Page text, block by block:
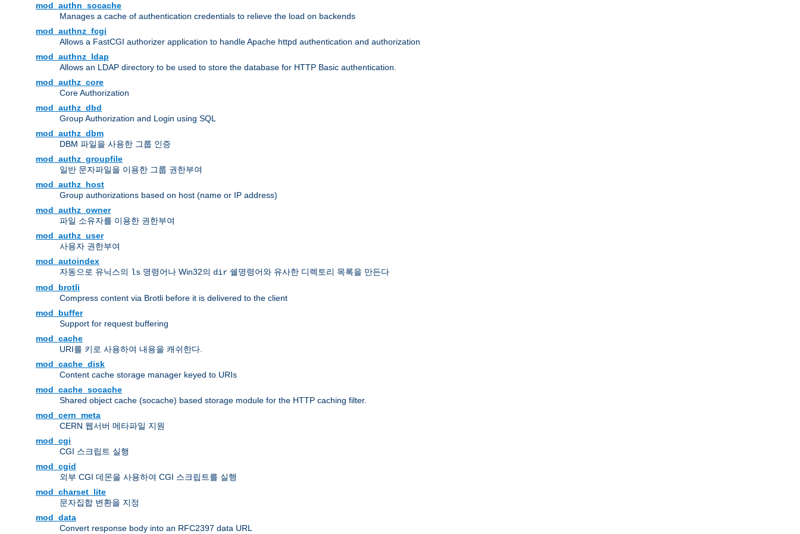
mod_authn_socache
Manages a cache of authentication credentials to relieve the load on backends
mod_authnz_fcgi
Allows a FastCGI authorizer application to handle Apache httpd authentication and authorization
mod_authnz_ldap
Allows an LDAP directory to be used to store the database for HTTP Basic authentication.
mod_authz_core
Core Authorization
mod_authz_dbd
Group Authorization and Login using SQL
mod_authz_dbm
DBM 파일을 사용한 그룹 인증
mod_authz_groupfile
일반 문자파일을 이용한 그룹 권한부여
mod_authz_host
Group authorizations based on host (name or IP address)
mod_authz_owner
파일 소유자를 이용한 권한부여
mod_authz_user
사용자 권한부여
mod_autoindex
자동으로 유닉스의 ls 명령어나 Win32의 dir 쉘명령어와 유사한 디렉토리 목록을 만든다
mod_brotli
Compress content via Brotli before it is delivered to the client
mod_buffer
Support for request buffering
mod_cache
URI를 키로 사용하여 내용을 캐쉬한다.
mod_cache_disk
Content cache storage manager keyed to URIs
mod_cache_socache
Shared object cache (socache) based storage module for the HTTP caching filter.
mod_cern_meta
CERN 웹서버 메타파일 지원
mod_cgi
CGI 스크립트 실행
mod_cgid
외부 CGI 데몬을 사용하여 CGI 스크립트를 실행
mod_charset_lite
문자집합 변환을 지정
mod_data
Convert response body into an RFC2397 data URL